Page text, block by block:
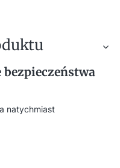
natychmiast